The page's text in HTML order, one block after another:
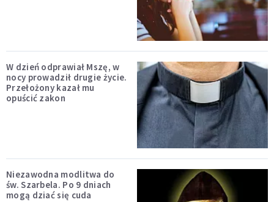
W dzień odprawiał Mszę, w
nocy prowadził drugie życie.
Przełożony kazał mu
opuścić zakon
Niezawodna modlitwa do
św. Szarbela. Po 9 dniach
mogą dziać się cuda